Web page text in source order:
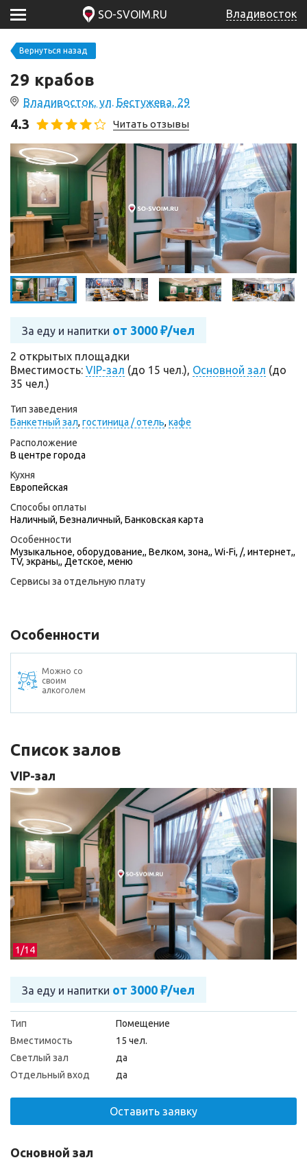
SO-SVOIM.RU Владивосток
Вернуться назад
29 крабов
Владивосток, ул. Бестужева, 29
4.3 Читать отзывы
За еду и напитки от 3000 ₽/чел
2 открытых площадки
Вместимость: VIP-зал (до 15 чел.), Основной зал (до
35 чел.)
Тип заведения
Банкетный зал, гостиница / отель, кафе
Расположение
В центре города
Кухня
Европейская
Способы оплаты
Наличный, Безналичный, Банковская карта
Особенности
Музыкальное, оборудование,, Велком, зона,, Wi-Fi, /, интернет,,
TV, экраны,, Детское, меню
Сервисы за отдельную плату
Особенности
Можно со
своим
алкоголем
Список залов
1/14
VIP-зал
За еду и напитки от 3000 ₽/чел
Тип
Помещение
Вместимость
15 чел.
Светлый зал
да
Отдельный вход
да
Оставить заявку
Основной зал